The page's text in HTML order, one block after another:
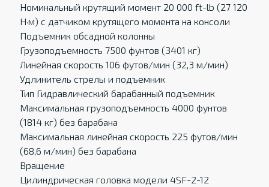
Номинальный крутящий момент 20 000 ft-lb (27 120
Н·м) с датчиком крутящего момента на консоли
Подъемник обсадной колонны
Грузоподъемность 7500 фунтов (3401 кг)
Линейная скорость 106 футов/мин (32,3 м/мин)
Удлинитель стрелы и подъемник
Тип Гидравлический барабанный подъемник
Максимальная грузоподъемность 4000 фунтов
(1814 кг) без барабана
Максимальная линейная скорость 225 футов/мин
(68,6 м/мин) без барабана
Вращение
Цилиндрическая головка модели 4SF-2-12